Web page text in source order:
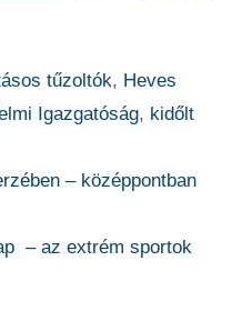
tűzoltók, Heves
Igazgatóság, kidőlt
– középpontban
– az extrém sportok